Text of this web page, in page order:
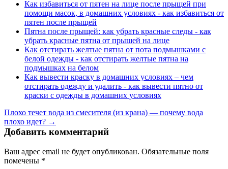
Как избавиться от пятен на лице после прыщей при
помощи масок, в домашних условиях - как избавиться от
пятен после прыщей
Пятна после прыщей: как убрать красные следы - как
убрать красные пятна от прыщей на лице
Как отстирать желтые пятна от пота подмышками с
белой одежды - как отстирать желтые пятна на
подмышках на белом
Как вывести краску в домашних условиях – чем
отстирать одежду и удалить - как вывести пятно от
краски с одежды в домашних условиях
Плохо течет вода из смесителя (из крана) — почему вода
плохо идет? →
Добавить комментарий
Ваш адрес email не будет опубликован. Обязательные поля
помечены *